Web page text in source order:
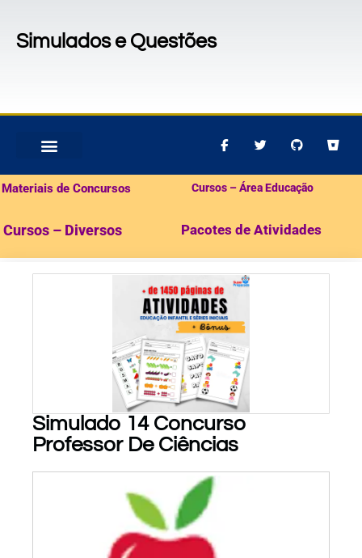
Simulados e Questões
Materiais de Concursos Cursos – Área Educação
Cursos – Diversos Pacotes de Atividades
PARA BAIXAR!
Simulado 14 Concurso
Professor De Ciências